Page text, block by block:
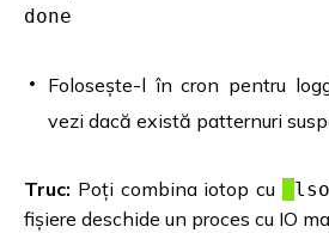
done
Folosește-l în cron pentru
vezi dacă există patternuri
Truc: Poți combina iotop cu
fișiere deschide un proces cu IO